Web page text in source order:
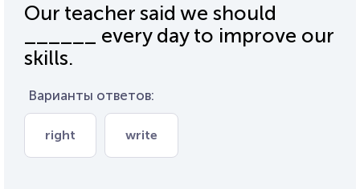
Our teacher said we should
______ every day to improve our
skills.
Варианты ответов:
right write